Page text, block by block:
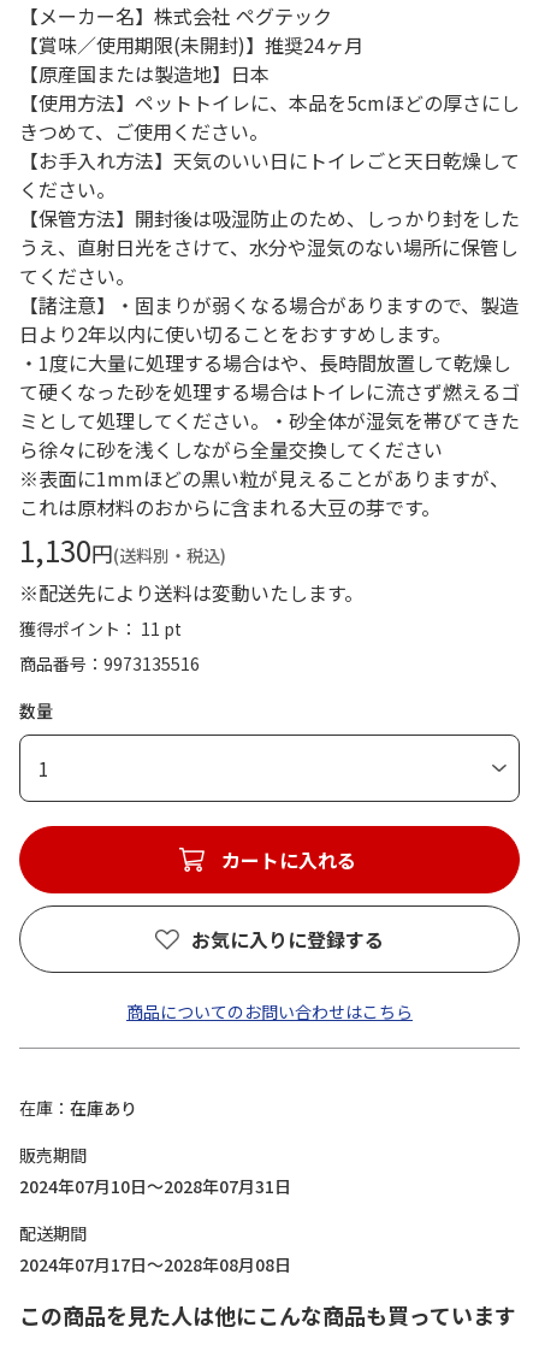
【メーカー名】株式会社 ペグテック
【賞味／使用期限(未開封)】推奨24ヶ月
【原産国または製造地】日本
【使用方法】ペットトイレに、本品を5cmほどの厚さにし
きつめて、ご使用ください。
【お手入れ方法】天気のいい日にトイレごと天日乾燥して
ください。
【保管方法】開封後は吸湿防止のため、しっかり封をした
うえ、直射日光をさけて、水分や湿気のない場所に保管し
てください。
【諸注意】・固まりが弱くなる場合がありますので、製造
日より2年以内に使い切ることをおすすめします。
・1度に大量に処理する場合はや、長時間放置して乾燥し
て硬くなった砂を処理する場合はトイレに流さず燃えるゴ
ミとして処理してください。・砂全体が湿気を帯びてきた
ら徐々に砂を浅くしながら全量交換してください
※表面に1mmほどの黒い粒が見えることがありますが、
これは原材料のおからに含まれる大豆の芽です。
1,130円(送料別・税込)
※配送先により送料は変動いたします。
獲得ポイント： 11 pt
商品番号
9973135516
数量
1
カートに入れる
お気に入りに登録する
商品についてのお問い合わせはこちら
在庫
在庫あり
販売期間
2024年07月10日～2028年07月31日
配送期間
2024年07月17日～2028年08月08日
この商品を見た人は他にこんな商品も買っています